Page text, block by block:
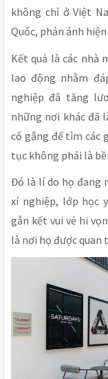
không chỉ ở Việt
Quốc, phản ánh
Kết quả là các nhà
lao động nhằm
nghiệp đã tăng
những nơi khác đã
cố gắng để tìm các
tục không phải là
Đó là lí do họ đang
xí nghiệp, lớp học
gắn kết vui vẻ hi
là nơi họ được quan